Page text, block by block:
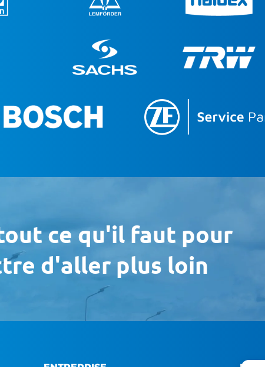
ce qu'il faut pour
d'aller plus loin